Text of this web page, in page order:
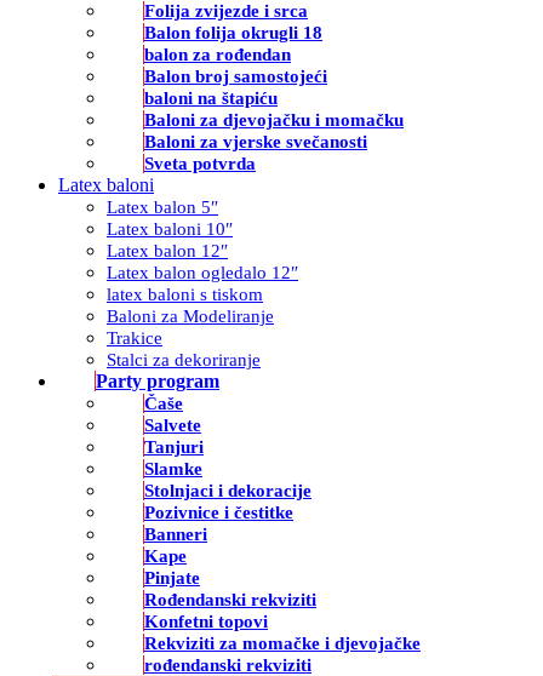
Folija zvijezde i srca
Balon folija okrugli 18
balon za rođendan
Balon broj samostojeći
baloni na štapiću
Baloni za djevojačku i momačku
Baloni za vjerske svečanosti
Sveta potvrda
Latex baloni
Latex balon 5″
Latex baloni 10″
Latex balon 12″
Latex balon ogledalo 12″
latex baloni s tiskom
Baloni za Modeliranje
Trakice
Stalci za dekoriranje
Party program
Čaše
Salvete
Tanjuri
Slamke
Stolnjaci i dekoracije
Pozivnice i čestitke
Banneri
Kape
Pinjate
Rođendanski rekviziti
Konfetni topovi
Rekviziti za momačke i djevojačke
rođendanski rekviziti